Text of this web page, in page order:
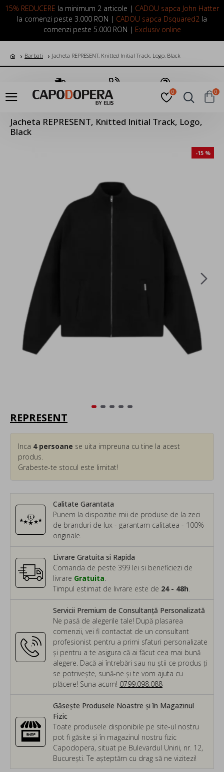
15% REDUCERE la minimum 2 articole | CADOU sapca John Hatter
la comenzi peste 3.000 RON | CADOU sapca Dsquared2 la
comenzi peste 5.000 RON | Exclusiv online
LOGIN INREGISTRARE
0 0
Barbati Jacheta REPRESENT, Knitted Initial Track, Logo, Black
Transport Gratuit Suna Acum Pune o Intrebare
Jacheta REPRESENT, Knitted Initial Track, Logo,
Black
-15 %
REPRESENT
Calitate Garantata
Punem la dispozitie mii de produse de la zeci
de branduri de lux - garantam calitatea - 100%
originale.
Inca 4persoane se uita impreuna cu tine la acest
produs.
Grabeste-te stocul este limitat!
Servicii Premium de Consultanță Personalizată
Ne pasă de alegerile tale! După plasarea
comenzii, vei fi contactat de un consultant
profesionist pentru a primi sfaturi personalizate
și pentru a te asigura că ai făcut cea mai bună
alegere. Dacă ai întrebări sau nu știi ce produs ți
se potrivește, sună-ne și te vom ajuta cu
plăcere! Suna acum! 0799.098.088
Livrare Gratuita si Rapida
Comanda de peste 399 lei si beneficiezi de
livrare Gratuita
Timpul estimat de livrare este de 24 - 48h
Găsește Produsele Noastre și în Magazinul
Fizic
Toate produsele disponibile pe site-ul nostru
pot fi găsite și în magazinul nostru fizic
Capodopera, situat pe Bulevardul Unirii, nr. 12,
București. Te așteptăm cu drag să ne vizitezi!